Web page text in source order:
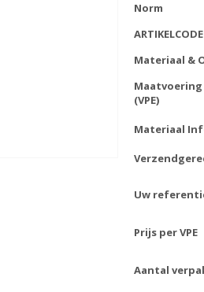
Norm
ARTIKELCODE
Materiaal &
(VPE)
Materiaal
Uw
Prijs per VPE
Aantal